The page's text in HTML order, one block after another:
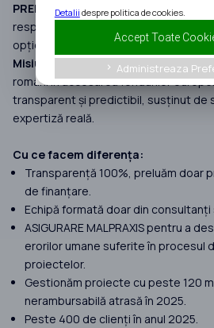
PREDICTIBILITATE. Am construit un
responsabilitatea și expertiza reală
opționale.
Misiunea noastră: Să reconstruim
români în accesarea fondurilor
transparent și predictibil, susținut de
expertiză reală.
Cu ce facem diferența:
Transparență 100%, preluăm doar
de finanțare.
Echipă formată doar din
ASIGURARE MALPRAXIS pentru a
erorilor umane suferite în procesul
proiectelor.
Gestionăm proiecte cu peste 120
nerambursabilă atrasă în 2025.
Peste 400 de clienți în anul 2025.
Detalii despre politica de cookies.
Accept Toate
keyboard_arrow_right Administreaza